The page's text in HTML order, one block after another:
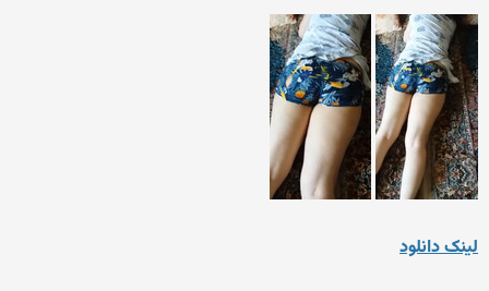
لینک دانلود